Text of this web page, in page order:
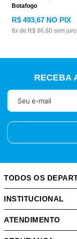
Botafogo
R$ 493,67 NO PIX
6x de R$ 86,60 sem
RECEBA
TODOS OS
INSTITUCIONAL
ATENDIMENTO